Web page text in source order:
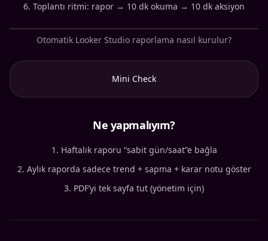
Toplantı ritmi: rapor → 10 dk okuma → 10 dk aksiyon
Otomatik Looker Studio raporlama nasıl kurulur?
Mini Check
Ne yapmalıyım?
Haftalık raporu “sabit gün/saat”e bağla
Aylık raporda sadece trend + sapma + karar notu göster
PDF’yi tek sayfa tut (yönetim için)